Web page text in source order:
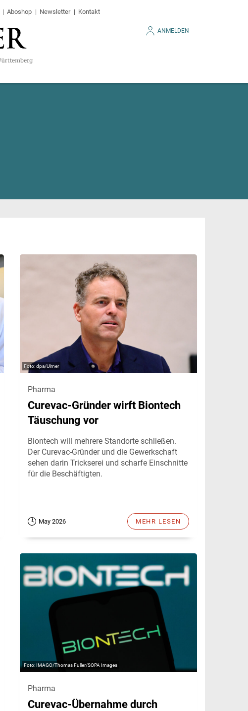
Aboshop Newsletter Kontakt
ANMELDEN
dpa/Ulmer
Pharma
Curevac-Gründer wirft Biontech
Täuschung vor
Biontech will mehrere Standorte schließen.
Der Curevac-Gründer und die Gewerkschaft
sehen darin Trickserei und scharfe Einschnitte
für die Beschäftigten.
May 2026 MEHR LESEN
IMAGO/Thomas Fuller/SOPA Images
Pharma
Curevac-Übernahme durch